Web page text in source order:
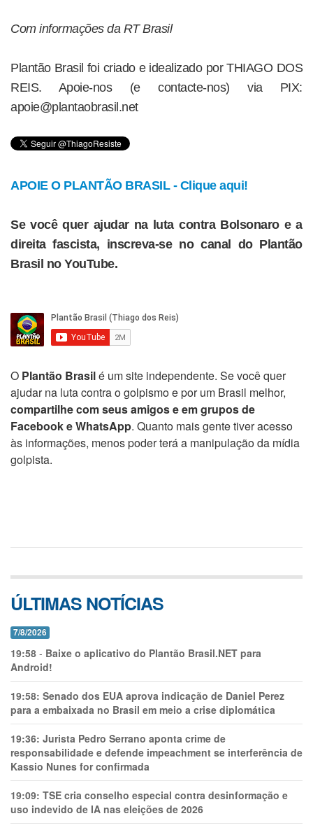
Com informações da RT Brasil
Plantão Brasil foi criado e idealizado por THIAGO DOS
REIS. Apoie-nos (e contacte-nos) via PIX:
apoie@plantaobrasil.net
APOIE O PLANTÃO BRASIL - Clique aqui!
Se você quer ajudar na luta contra Bolsonaro e a
direita fascista, inscreva-se no canal do Plantão
Brasil no YouTube.
O Plantão Brasilé um site independente. Se você quer
ajudar na luta contra o golpismo e por um Brasil melhor,
compartilhe com seus amigos e em grupos de
Facebook e WhatsApp. Quanto mais gente tiver acesso
às informações, menos poder terá a manipulação da mídia
golpista.
ÚLTIMAS NOTÍCIAS
7/8/2026
19:58 - Baixe o aplicativo do Plantão Brasil.NET para
Android!
19:58: Senado dos EUA aprova indicação de Daniel Perez
para a embaixada no Brasil em meio a crise diplomática
19:36: Jurista Pedro Serrano aponta crime de
responsabilidade e defende impeachment se interferência de
Kassio Nunes for confirmada
19:09: TSE cria conselho especial contra desinformação e
uso indevido de IA nas eleições de 2026